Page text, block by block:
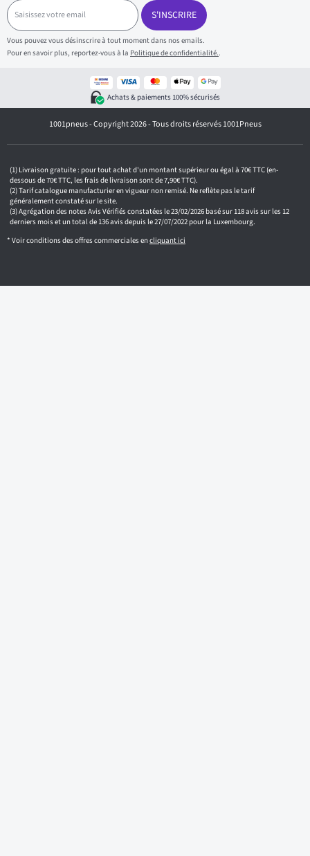
S
a
i
s
i
s
e
m
a
S'INSCRIRE
Vous pouvez vous désinscrire à tout moment dans nos emails.
Pour en savoir plus, reportez-vous à la Politique de confidentialité..
Achats & paiements 100% sécurisés
1001pneus - Copyright 2026 - Tous droits réservés 1001Pneus
Livraison gratuite : pour tout achat d'un montant supérieur ou égal à 70€ TTC (en-
dessous de 70€ TTC, les frais de livraison sont de 7,90€ TTC).
Tarif catalogue manufacturier en vigueur non remisé. Ne reflète pas le tarif
généralement constaté sur le site.
Agrégation des notes Avis Vérifiés constatées le 23/02/2026 basé sur 118 avis sur les 12
derniers mois et un total de 136 avis depuis le 27/07/2022 pour la Luxembourg.
* Voir conditions des offres commerciales encliquant ici